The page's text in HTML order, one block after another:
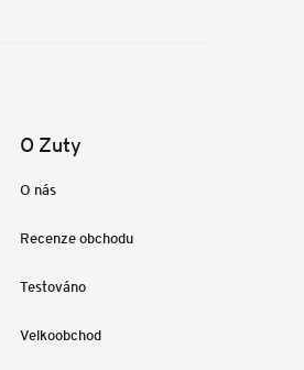
O Zuty
O nás
Recenze obchodu
Testováno
Velkoobchod